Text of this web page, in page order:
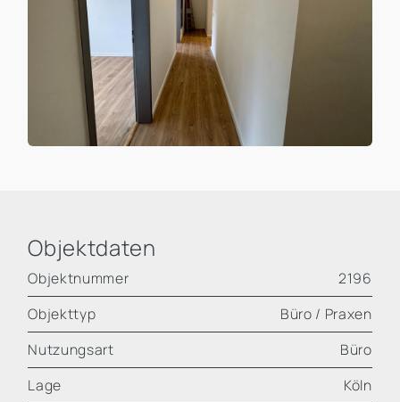
Objektdaten
Objektnummer
2196
Objekttyp
Büro / Praxen
Nutzungsart
Büro
Lage
Köln